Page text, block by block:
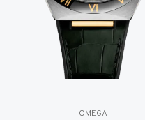
OMEGA